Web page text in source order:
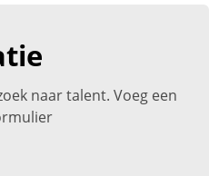
naar talent. Voeg een